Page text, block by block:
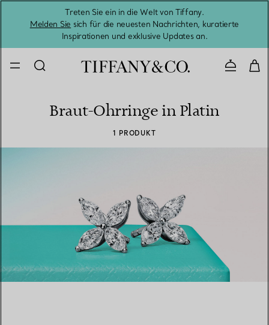
Treten Sie ein in die Welt von Tiffany.
Melden Sie sich für die neuesten Nachrichten, kuratierte
Inspirationen und exklusive Updates an.
Braut-Ohrringe in Platin
1 PRODUKT